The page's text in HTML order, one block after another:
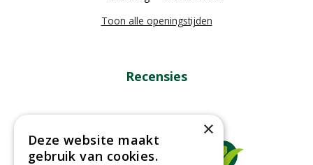
Toon alle openingstijden
Recensies
×
Deze website maakt
gebruik van cookies.